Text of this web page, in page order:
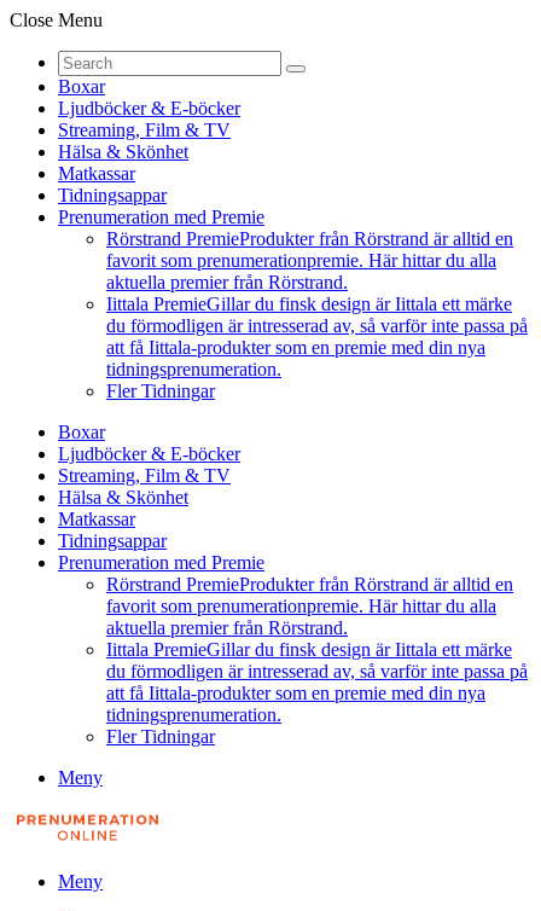
Close Menu
Boxar
Ljudböcker & E-böcker
Streaming, Film & TV
Hälsa & Skönhet
Matkassar
Tidningsappar
Prenumeration med Premie
Rörstrand PremieProdukter från Rörstrand är alltid en
favorit som prenumerationpremie. Här hittar du alla
aktuella premier från Rörstrand.
Iittala PremieGillar du finsk design är Iittala ett märke
du förmodligen är intresserad av, så varför inte passa på
att få Iittala-produkter som en premie med din nya
tidningsprenumeration.
Fler Tidningar
Boxar
Ljudböcker & E-böcker
Streaming, Film & TV
Hälsa & Skönhet
Matkassar
Tidningsappar
Prenumeration med Premie
Rörstrand PremieProdukter från Rörstrand är alltid en
favorit som prenumerationpremie. Här hittar du alla
aktuella premier från Rörstrand.
Iittala PremieGillar du finsk design är Iittala ett märke
du förmodligen är intresserad av, så varför inte passa på
att få Iittala-produkter som en premie med din nya
tidningsprenumeration.
Fler Tidningar
Meny
Meny